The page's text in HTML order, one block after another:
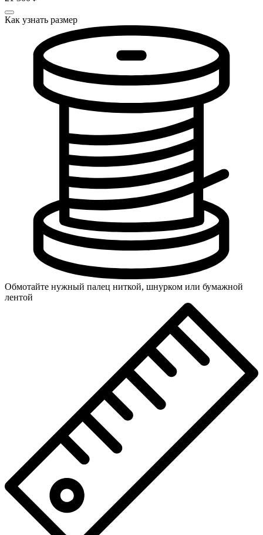
Как узнать размер
Обмотайте нужный палец ниткой, шнурком или бумажной
лентой